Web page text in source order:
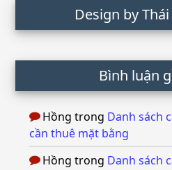
Design by
Bình luận
Hồng trong Danh sách
cần thuê mặt bằng
Hồng trong Danh sách